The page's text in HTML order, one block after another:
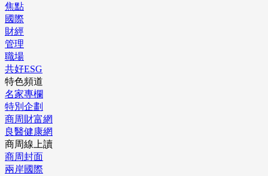
焦點
國際
財經
管理
職場
共好ESG
特色頻道
名家專欄
特別企劃
商周財富網
良醫健康網
商周線上讀
商周封面
兩岸國際